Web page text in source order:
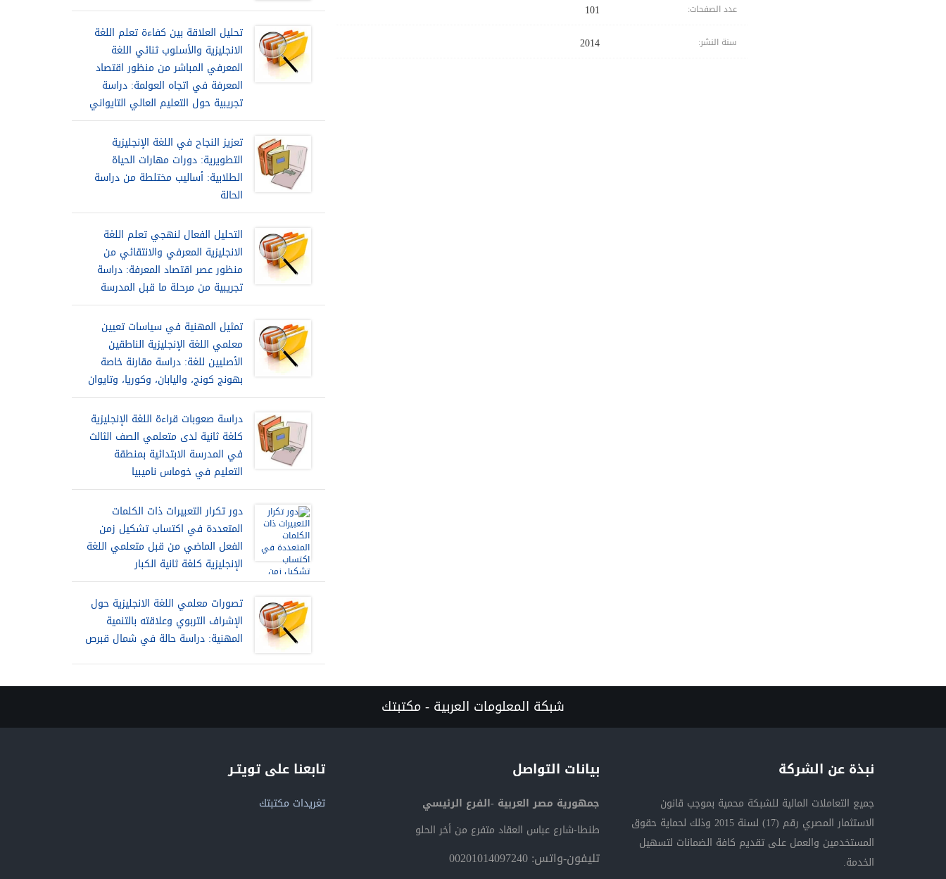
عدد الصفحات: 101
سنة النشر: 2014
تحليل العلاقة بين كفاءة تعلم اللغة
الانجليزية والأسلوب ثنائي اللغة
المعرفي المباشر من منظور اقتصاد
المعرفة في اتجاه العولمة: دراسة
تجريبية حول التعليم العالي التايواني
تعزيز النجاح في اللغة الإنجليزية
التطويرية: دورات مهارات الحياة
الطلابية: أساليب مختلطة من دراسة
الحالة
التحليل الفعال لنهجي تعلم اللغة
الانجليزية المعرفي والانتقائي من
منظور عصر اقتصاد المعرفة: دراسة
تجريبية من مرحلة ما قبل المدرسة
تمثيل المهنية في سياسات تعيين
معلمي اللغة الإنجليزية الناطقين
الأصليين للغة: دراسة مقارنة خاصة
بهونج كونج، واليابان، وكوريا، وتايوان
دراسة صعوبات قراءة اللغة الإنجليزية
كلغة ثانية لدى متعلمي الصف الثالث
في المدرسة الابتدائية بمنطقة
التعليم في خوماس ناميبيا
دور تكرار التعبيرات ذات الكلمات
المتعددة في اكتساب تشكيل زمن
الفعل الماضي من قبل متعلمي اللغة
الإنجليزية كلغة ثانية الكبار
تصورات معلمي اللغة الانجليزية حول
الإشراف التربوي وعلاقته بالتنمية
المهنية: دراسة حالة في شمال قبرص
شبكة المعلومات العربية - مكتبتك
نبذة عن الشركة
جميع التعاملات المالية للشبكة محمية بموجب قانون
الاستثمار المصري رقم (17) لسنة 2015 وذلك لحماية حقوق
المستخدمين والعمل على تقديم كافة الضمانات لتسهيل
الخدمة.
بيانات التواصل
جمهورية مصر العربية -الفرع الرئيسي
طنطا-شارع عباس العقاد متفرع من أخر الحلو
تليفون-واتس: 00201014097240
تابعنا على تويتـر
تغريدات مكتبتك